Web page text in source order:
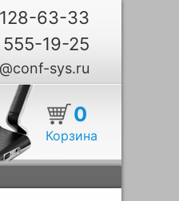
63-33
19-25
sys.ru
0
Корзина